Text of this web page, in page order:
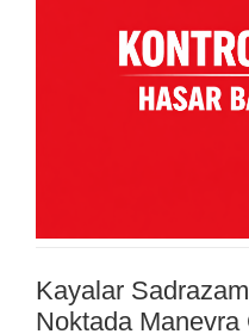
Kayalar
Noktada Manevra